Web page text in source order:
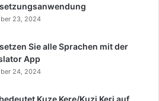
23, 2024
Sie alle Sprachen mit der
App
24, 2024